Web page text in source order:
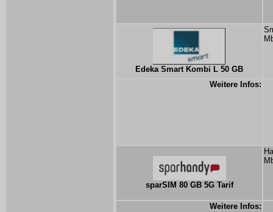
Edeka Smart Kombi L 50 GB
Weitere Infos:
sparSIM 80 GB 5G Tarif
Weitere Infos: